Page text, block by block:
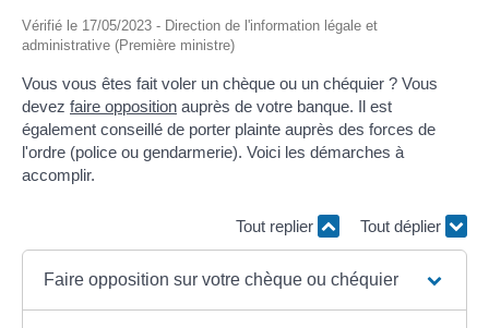
Vérifié le 17/05/2023 - Direction de l'information légale et
administrative (Première ministre)
Vous vous êtes fait voler un chèque ou un chéquier ? Vous
devez faire opposition auprès de votre banque. Il est
également conseillé de porter plainte auprès des forces de
l'ordre (police ou gendarmerie). Voici les démarches à
accomplir.
Tout replier Tout déplier
Faire opposition sur votre chèque ou chéquier